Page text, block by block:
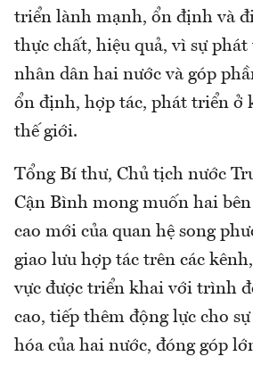
triển lành mạnh, ổn định và
thực chất, hiệu quả, vì sự
nhân dân hai nước và góp
ổn định, hợp tác, phát triển ở
thế giới.
Tổng Bí thư, Chủ tịch nước
Cận Bình mong muốn hai
cao mới của quan hệ song
giao lưu hợp tác trên các
vực được triển khai với trình
cao, tiếp thêm động lực cho
hóa của hai nước, đóng góp